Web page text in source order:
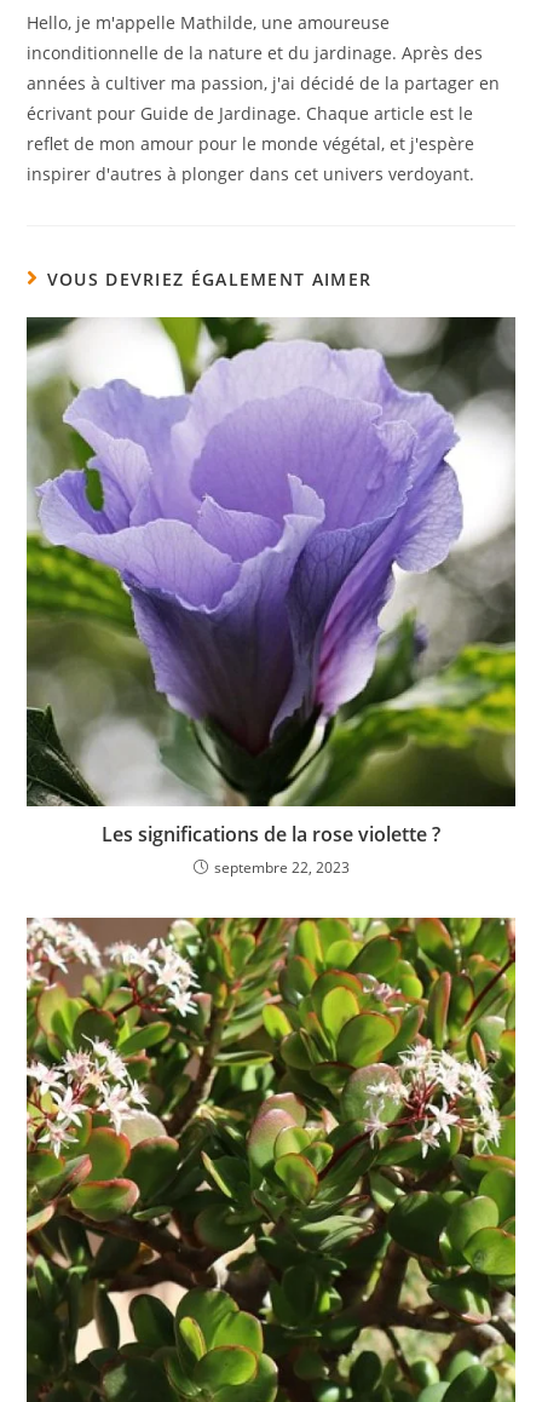
Hello, je m'appelle Mathilde, une amoureuse
inconditionnelle de la nature et du jardinage. Après des
années à cultiver ma passion, j'ai décidé de la partager en
écrivant pour Guide de Jardinage. Chaque article est le
reflet de mon amour pour le monde végétal, et j'espère
inspirer d'autres à plonger dans cet univers verdoyant.
VOUS DEVRIEZ ÉGALEMENT AIMER
Les significations de la rose violette ?
septembre 22, 2023